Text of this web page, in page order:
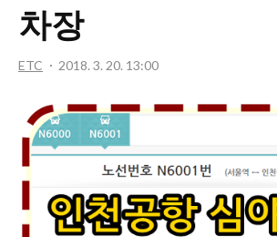
차장
ETC 2018. 3. 20. 13:00